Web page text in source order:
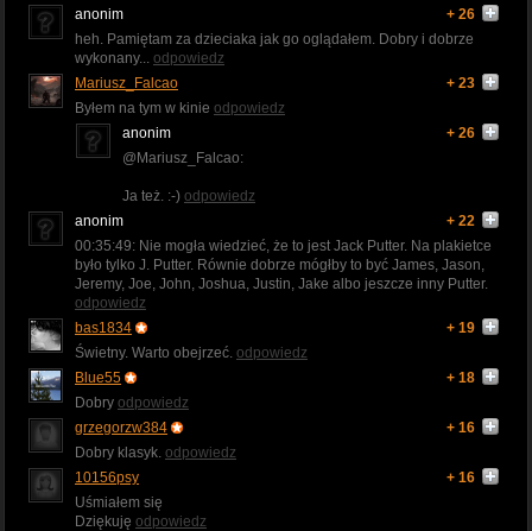
anonim
+ 26
heh. Pamiętam za dzieciaka jak go oglądałem. Dobry i dobrze
wykonany... odpowiedz
Mariusz_Falcao
+ 23
Byłem na tym w kinie odpowiedz
anonim
+ 26
@Mariusz_Falcao:
Ja też. :-) odpowiedz
anonim
+ 22
00:35:49: Nie mogła wiedzieć, że to jest Jack Putter. Na plakietce
było tylko J. Putter. Równie dobrze mógłby to być James, Jason,
Jeremy, Joe, John, Joshua, Justin, Jake albo jeszcze inny Putter.
odpowiedz
bas1834
+ 19
Świetny. Warto obejrzeć. odpowiedz
Blue55
+ 18
Dobry odpowiedz
grzegorzw384
+ 16
Dobry klasyk. odpowiedz
10156psy
+ 16
Uśmiałem się
Dziękuję odpowiedz